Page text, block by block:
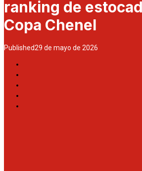
ranking de
Copa Chenel
Published29 de mayo de 2026